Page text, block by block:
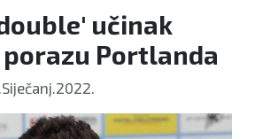
učinak
Portlanda